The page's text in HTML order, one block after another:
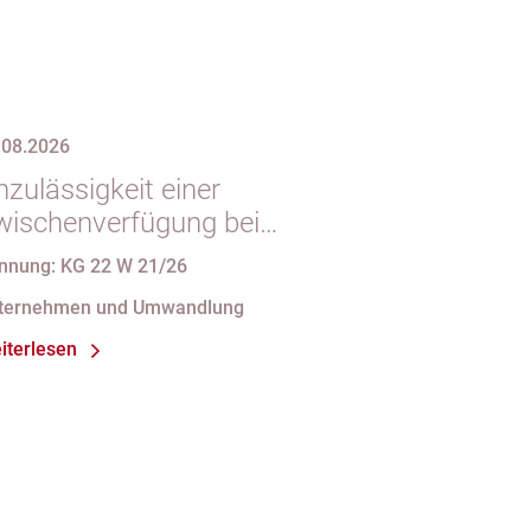
einer
bei
an die
einer eGbR im
KG 22 W 21/26
und Umwandlung